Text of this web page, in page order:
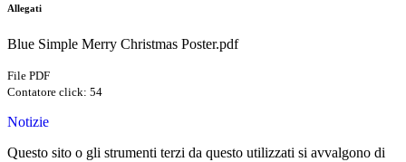
Allegati
Blue Simple Merry Christmas Poster.pdf
File PDF
Contatore click: 54
Notizie
Questo sito o gli strumenti terzi da questo utilizzati si avvalgono di